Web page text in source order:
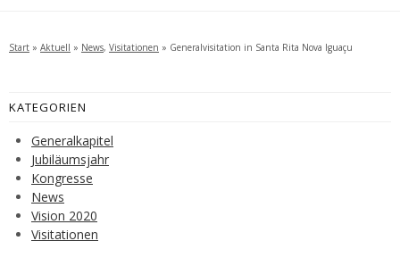
Start » Aktuell » News, Visitationen » Generalvisitation in Santa Rita Nova Iguaçu
KATEGORIEN
Generalkapitel
Jubiläumsjahr
Kongresse
News
Vision 2020
Visitationen